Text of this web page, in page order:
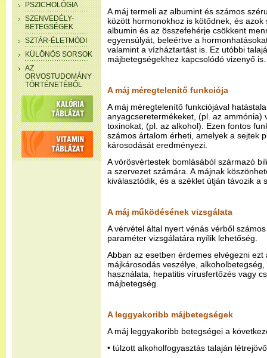
PSZICHOLÓGIA
SZENVEDÉLY-
BETEGSÉGEK
SZTÁR-ÉLETMÓDI
KÜLÖNÖS SORSOK
AZ
ORVOSTUDOMÁNY
TÖRTÉNETÉBŐL
A máj termeli az albumint és számos
között hormonokhoz is kötődnek, és
albumin és az összefehérje csökkent
egyensúlyát, beleértve a
valamint a vízháztartást is. Ez utóbbi
májbetegségekhez kapcsolódó vizenyő is.
A máj méregtelenítő funkciója
A máj méregtelenítő funkciójával
anyagcseretermékeket, (pl. az ammónia)
toxinokat, (pl. az alkohol). Ezen fontos
számos ártalom érheti, amelyek a sejtek
károsodását eredményezi.
A vörösvértestek bomlásából származó
a szervezet számára. A májnak
kiválasztódik, és a széklet útján távozik a
A máj működésének vizsgálata
A vérvétel által nyert vénás vérből
paraméter vizsgálatára nyílik lehetőség.
Abban az esetben érdemes elvégezni
májkárosodás veszélye,
használata, hepatitis vírusfertőzés vagy
májbetegség.
A leggyakoribb májbetegségek
A máj leggyakoribb betegségei a
• túlzott alkoholfogyasztás talaján